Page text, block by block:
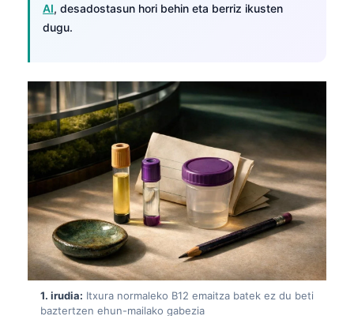
AI, desadostasun hori behin eta berriz ikusten
dugu.
1. irudia: Itxura normaleko B12 emaitza batek ez du beti
baztertzen ehun-mailako gabezia